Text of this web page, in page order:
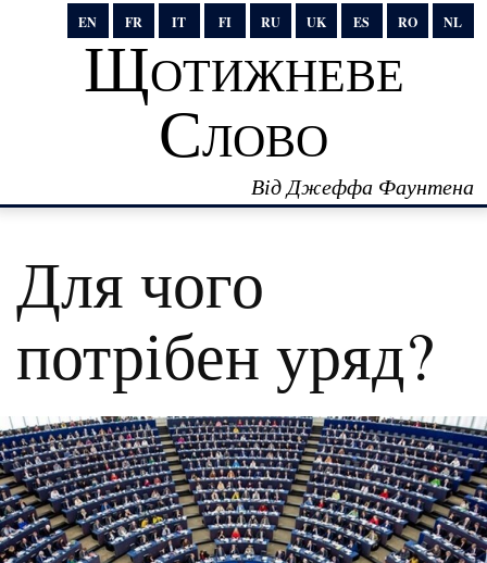
EN FR IT FI RU UK ES RO NL
Щотижневе
Слово
Від Джеффа Фаунтена
Для чого
потрібен уряд?